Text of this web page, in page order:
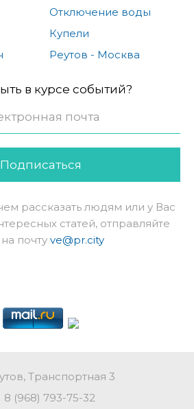
Отключение воды
Купели
Реутов - Москва
в курсе событий?
Подписаться
рассказать людям или у Вас
статей, отправляйте
почту ve@pr.city
Транспортная 3
8 (968) 793-75-32